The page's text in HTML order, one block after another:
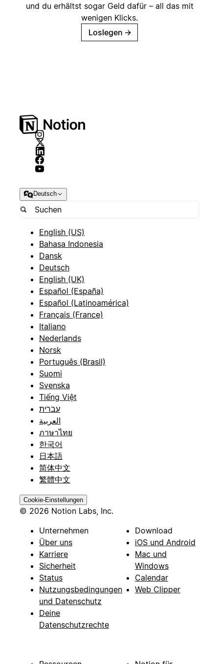
und du erhältst sogar Geld dafür – all das mit
wenigen Klicks.
Loslegen →
Deutsch
English (US)
Bahasa Indonesia
Dansk
Deutsch
English (UK)
Español (España)
Español (Latinoamérica)
Français (France)
Italiano
Nederlands
Norsk
Português (Brasil)
Suomi
Svenska
Tiếng Việt
עברית
العربية
ภาษาไทย
한국어
日本語
简体中文
繁體中文
Cookie-Einstellungen
© 2026 Notion Labs, Inc.
Unternehmen
Über uns
Karriere
Sicherheit
Status
Nutzungsbedingungen
und Datenschutz
Deine
Datenschutzrechte
Download
iOS und Android
Mac und
Windows
Calendar
Web Clipper